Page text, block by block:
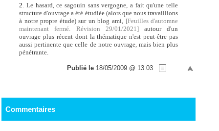
2. Le hasard, ce sagouin sans vergogne, a fait qu'une telle
structure d'ouvrage a été étudiée (alors que nous travaillions
à notre propre étude) sur un blog ami, [Feuilles d'automne
maintenant fermé. Révision 29/01/2021]autour d'un
ouvrage plus récent dont la thématique n'est peut-être pas
aussi pertinente que celle de notre ouvrage, mais bien plus
pénétrante.
Publié le 18/05/2009 @ 13:03
Commentaires